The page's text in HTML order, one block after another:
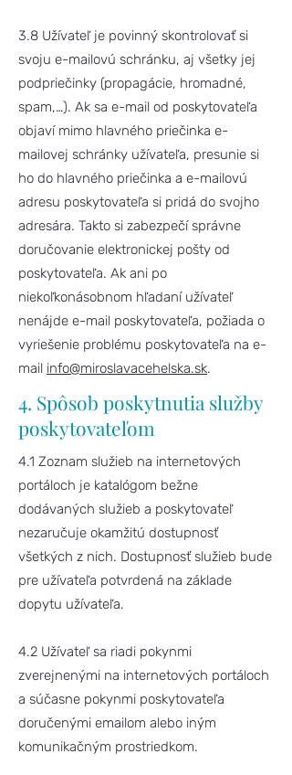
3.8 Užívateľ je povinný skontrolovať si
svoju e-mailovú schránku, aj všetky jej
podpriečinky (propagácie, hromadné,
spam,…). Ak sa e-mail od poskytovateľa
objaví mimo hlavného priečinka e-
mailovej schránky užívateľa, presunie si
ho do hlavného priečinka a e-mailovú
adresu poskytovateľa si pridá do svojho
adresára. Takto si zabezpečí správne
doručovanie elektronickej pošty od
poskytovateľa. Ak ani po
niekoľkonásobnom hľadaní užívateľ
nenájde e-mail poskytovateľa, požiada o
vyriešenie problému poskytovateľa na e-
mail info@miroslavacehelska.sk.
4. Spôsob poskytnutia služby
poskytovateľom
4.1 Zoznam služieb na internetových
portáloch je katalógom bežne
dodávaných služieb a poskytovateľ
nezaručuje okamžitú dostupnosť
všetkých z nich. Dostupnosť služieb bude
pre užívateľa potvrdená na základe
dopytu užívateľa.
4.2 Užívateľ sa riadi pokynmi
zverejnenými na internetových portáloch
a súčasne pokynmi poskytovateľa
doručenými emailom alebo iným
komunikačným prostriedkom.